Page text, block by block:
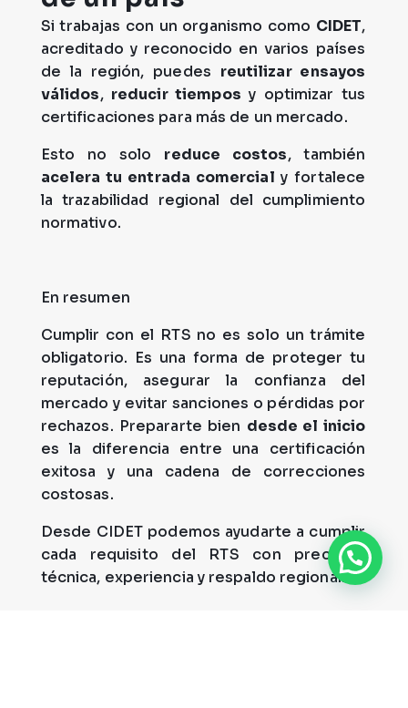
Si trabajas con un organismo como CIDET,
acreditado y reconocido en varios países
de la región, puedes reutilizar ensayos
válidos, reducir tiempos y optimizar tus
certificaciones para más de un mercado.
Esto no solo reduce costos, también
acelera tu entrada comercial y fortalece
la trazabilidad regional del cumplimiento
normativo.
En resumen
Cumplir con el RTS no es solo un trámite
obligatorio. Es una forma de proteger tu
reputación, asegurar la confianza del
mercado y evitar sanciones o pérdidas por
rechazos. Prepararte bien desde el inicio
es la diferencia entre una certificación
exitosa y una cadena de correcciones
costosas.
Desde CIDET podemos ayudarte a cumplir
cada requisito del RTS con precisión
técnica, experiencia y respaldo regional.